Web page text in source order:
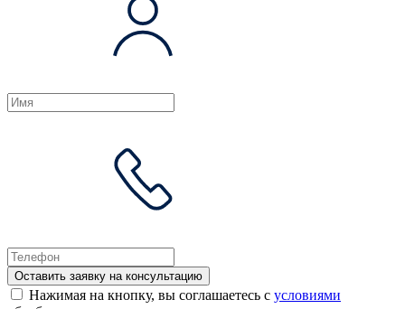
Оставить заявку на консультацию
Нажимая на кнопку, вы соглашаетесь с условиями